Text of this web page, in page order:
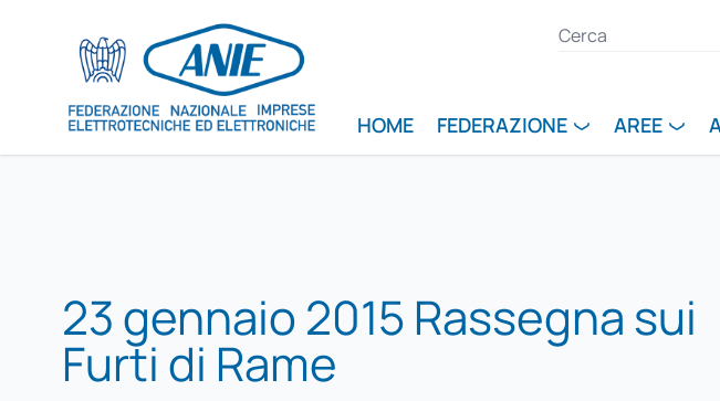
HOME FEDERAZIONE AREE
23 gennaio 2015 Rassegna sui
Furti di Rame